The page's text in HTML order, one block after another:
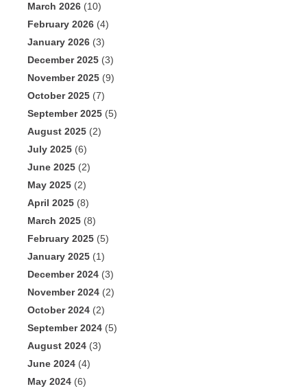
March 2026 (10)
February 2026 (4)
January 2026 (3)
December 2025 (3)
November 2025 (9)
October 2025 (7)
September 2025 (5)
August 2025 (2)
July 2025 (6)
June 2025 (2)
May 2025 (2)
April 2025 (8)
March 2025 (8)
February 2025 (5)
January 2025 (1)
December 2024 (3)
November 2024 (2)
October 2024 (2)
September 2024 (5)
August 2024 (3)
June 2024 (4)
May 2024 (6)